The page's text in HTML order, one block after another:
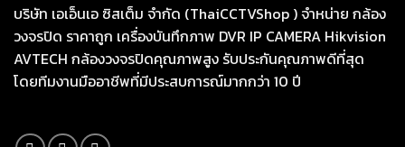
บริษัท เอเอ็นเอ ซิสเต็ม จำกัด (ThaiCCTVShop ) จำหน่าย กล้อง
วงจรปิด ราคาถูก เครื่องบันทึกภาพ DVR IP CAMERA Hikvision
AVTECH กล้องวงจรปิดคุณภาพสูง รับประกันคุณภาพดีที่สุด
โดยทีมงานมืออาชีพที่มีประสบการณ์มากกว่า 10 ปี